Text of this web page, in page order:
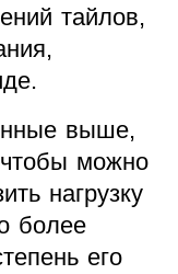
тайлов,
выше,
можно
нагрузку
более
его